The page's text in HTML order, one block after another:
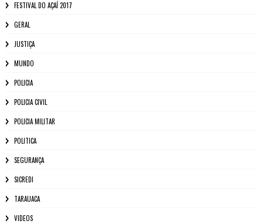
FESTIVAL DO AÇAÍ 2017
GERAL
JUSTIÇA
MUNDO
POLICIA
POLICIA CIVIL
POLICIA MILITAR
POLITICA
SEGURANÇA
SICREDI
TARAUACA
VIDEOS